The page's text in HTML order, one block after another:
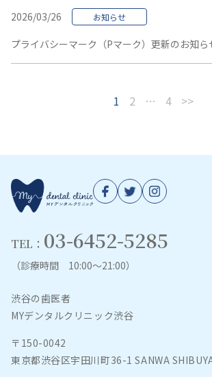
2026/03/26 お知らせ
プライバシーマーク（Pマーク）更新のお知ら
1 2 … 4 >>
TEL： 03-6452-5285
（診療時間 10:00～21:00）
渋谷の歯医者
MYデンタルクリニック渋谷
〒150-0042
東京都渋谷区宇田川町36-1 SANWA